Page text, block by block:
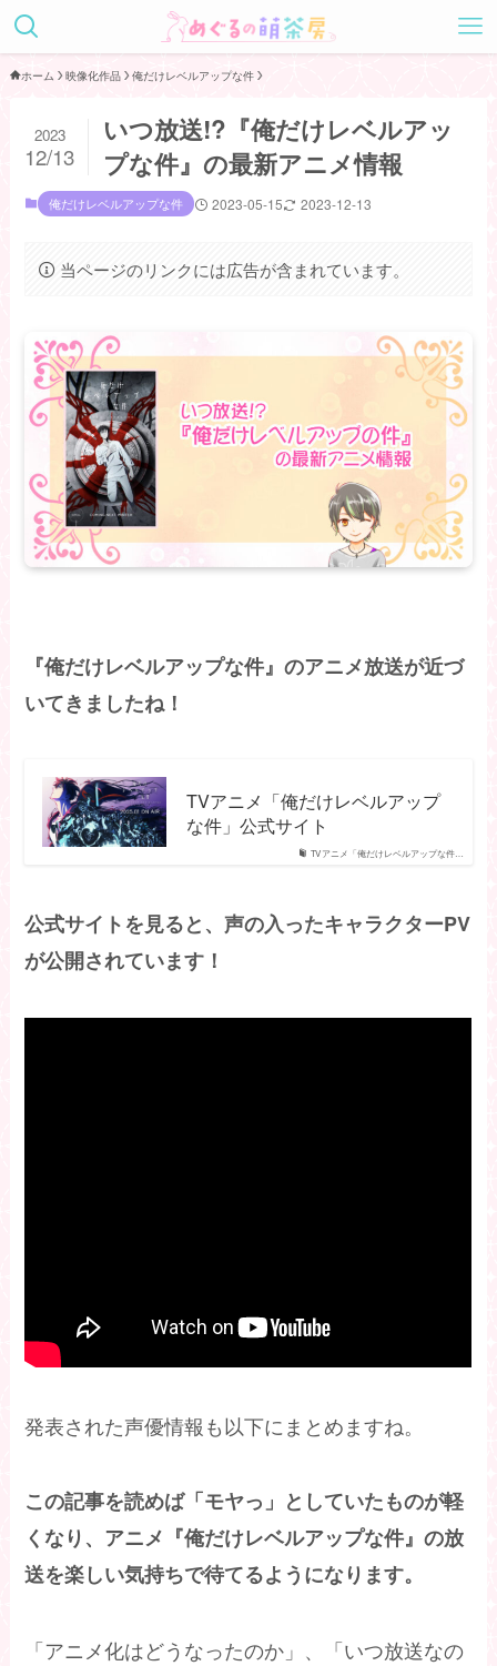
ホーム 映像化作品 俺だけレベルアップな件
いつ放送!?『俺だけレベルアッ
プな件』の最新アニメ情報
2023
12/13
俺だけレベルアップな件 2023-05-15 2023-12-13
当ページのリンクには広告が含まれています。
『俺だけレベルアップな件』のアニメ放送が近づ
いてきましたね！
TVアニメ「俺だけレベルアップな件…
TVアニメ「俺だけレベルアップ
な件」公式サイト
公式サイトを見ると、声の入ったキャラクターPV
が公開されています！
発表された声優情報も以下にまとめますね。
この記事を読めば「モヤっ」としていたものが軽
くなり、アニメ『俺だけレベルアップな件』の放
送を楽しい気持ちで待てるようになります。
「アニメ化はどうなったのか」、「いつ放送なの